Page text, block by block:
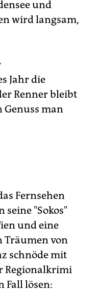
und
wird langsam,
Jahr die
Renner bleibt
Genuss man
Fernsehen
seine "Sokos"
und eine
Träumen von
schnöde mit
Regionalkrimi
Fall lösen: